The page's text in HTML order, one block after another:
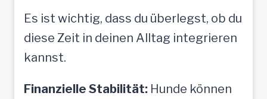
Es ist wichtig, dass du überlegst, ob du
diese Zeit in deinen Alltag integrieren
kannst.
Finanzielle Stabilität: Hunde können